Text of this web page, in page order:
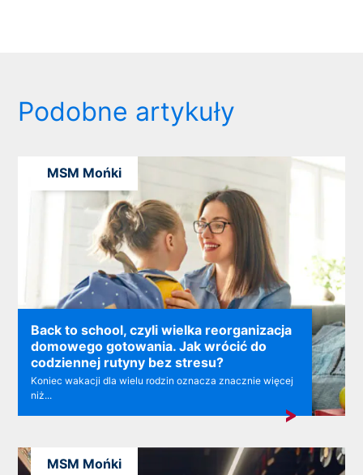
Podobne artykuły
Back to school, czyli wielka reorganizacja
domowego gotowania. Jak wrócić do
codziennej rutyny bez stresu?
Koniec wakacji dla wielu rodzin oznacza znacznie więcej
niż...
MSM Mońki
MSM Mońki